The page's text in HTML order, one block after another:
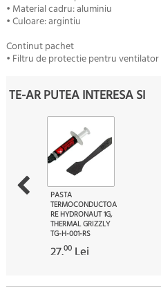
• Material cadru: aluminiu
• Culoare: argintiu
Continut pachet
• Filtru de protectie pentru ventilator
TE-AR PUTEA INTERESA SI
PASTA
TERMOCONDUCTOA
RE HYDRONAUT 1G,
THERMAL GRIZZLY
TG-H-001-RS
27.00 Lei